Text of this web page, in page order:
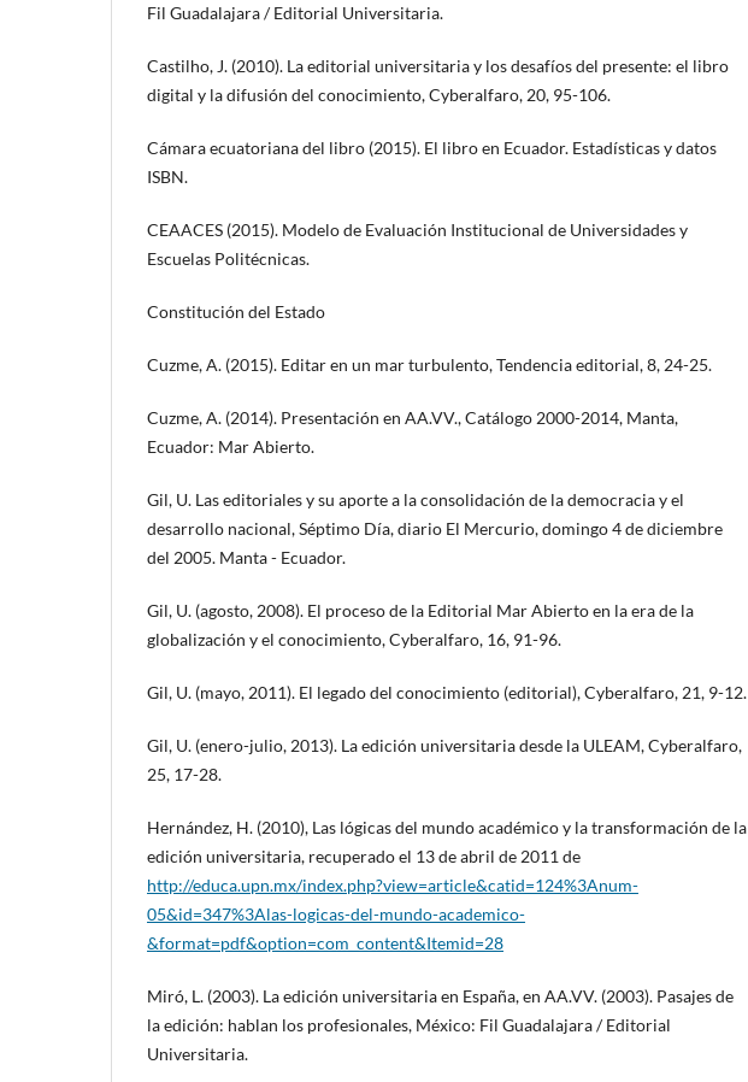
Fil Guadalajara / Editorial Universitaria.
Castilho, J. (2010). La editorial universitaria y los desafíos del presente: el libro
digital y la difusión del conocimiento, Cyberalfaro, 20, 95-106.
Cámara ecuatoriana del libro (2015). El libro en Ecuador. Estadísticas y datos
ISBN.
CEAACES (2015). Modelo de Evaluación Institucional de Universidades y
Escuelas Politécnicas.
Constitución del Estado
Cuzme, A. (2015). Editar en un mar turbulento, Tendencia editorial, 8, 24-25.
Cuzme, A. (2014). Presentación en AA.VV., Catálogo 2000-2014, Manta,
Ecuador: Mar Abierto.
Gil, U. Las editoriales y su aporte a la consolidación de la democracia y el
desarrollo nacional, Séptimo Día, diario El Mercurio, domingo 4 de diciembre
del 2005. Manta - Ecuador.
Gil, U. (agosto, 2008). El proceso de la Editorial Mar Abierto en la era de la
globalización y el conocimiento, Cyberalfaro, 16, 91-96.
Gil, U. (mayo, 2011). El legado del conocimiento (editorial), Cyberalfaro, 21, 9-12.
Gil, U. (enero-julio, 2013). La edición universitaria desde la ULEAM, Cyberalfaro,
25, 17-28.
Hernández, H. (2010), Las lógicas del mundo académico y la transformación de la
edición universitaria, recuperado el 13 de abril de 2011 de
http://educa.upn.mx/index.php?view=article&catid=124%3Anum-
05&id=347%3Alas-logicas-del-mundo-academico-
&format=pdf&option=com_content&Itemid=28
Miró, L. (2003). La edición universitaria en España, en AA.VV. (2003). Pasajes de
la edición: hablan los profesionales, México: Fil Guadalajara / Editorial
Universitaria.